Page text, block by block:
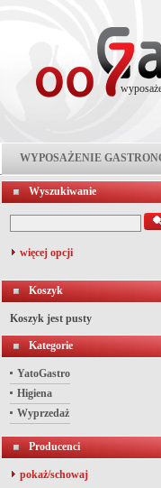
WYPOSAŻENIE
Wyszukiwanie
więcej opcji
Koszyk
Koszyk jest pusty
Kategorie
YatoGastro
Higiena
Wyprzedaż
Producenci
pokaż/schowaj